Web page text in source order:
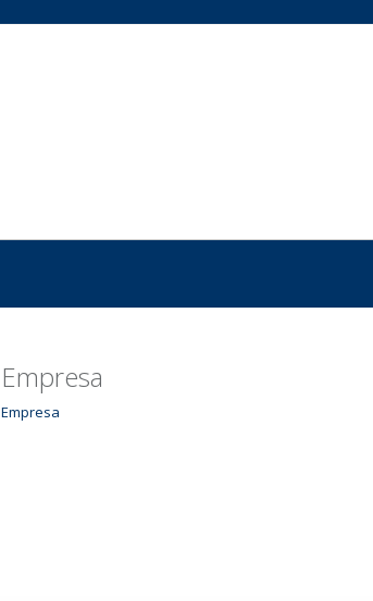
Empresa
Empresa